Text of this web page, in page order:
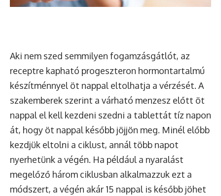
Aki nem szed semmilyen fogamzásgátlót, az
receptre kapható progeszteron hormontartalmú
készítménnyel öt nappal eltolhatja a vérzését. A
szakemberek szerint a várható menzesz előtt öt
nappal el kell kezdeni szedni a tablettát tíz napon
át, hogy öt nappal később jöjjön meg. Minél előbb
kezdjük eltolni a ciklust, annál több napot
nyerhetünk a végén. Ha például a nyaralást
megelőző három ciklusban alkalmazzuk ezt a
módszert, a végén akár 15 nappal is később jöhet